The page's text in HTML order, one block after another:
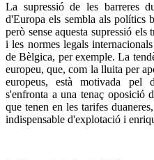
La supressió de les barreres
d'Europa els sembla als polítics
però sense aquesta supressió
i les normes legals
de Bèlgica, per exemple. La
europeu, que, com la lluita per
europeus, està motivada pel
s'enfronta a una tenaç oposició
que tenen en les tarifes
indispensable d'explotació i